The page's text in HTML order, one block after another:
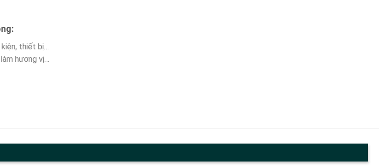
kiện, thiết bị…
hương vị…